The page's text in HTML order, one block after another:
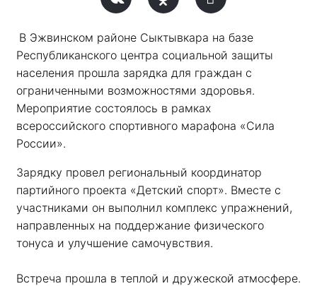
В Эжвинском районе Сыктывкара на базе
Республиканского центра социальной защиты
населения прошла зарядка для граждан с
ограниченными возможностями здоровья.
Мероприятие состоялось в рамках
всероссийского спортивного марафона «Сила
России».
Зарядку провел региональный координатор
партийного проекта «Детский спорт». Вместе с
участниками он выполнил комплекс упражнений,
направленных на поддержание физического
тонуса и улучшение самочувствия.
Встреча прошла в теплой и дружеской атмосфере.